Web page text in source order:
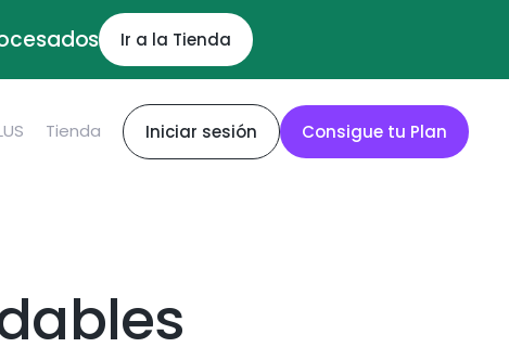
Ir a la Tienda
Tienda Iniciar sesión Consigue tu Plan